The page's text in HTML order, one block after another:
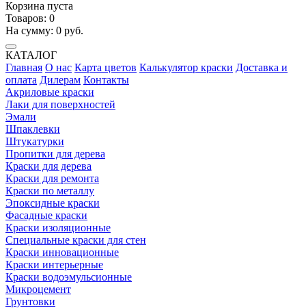
Корзина пуста
Товаров: 0
На сумму: 0 руб.
КАТАЛОГ
Главная О нас Карта цветов Калькулятор краски Доставка и
оплата Дилерам Контакты
Акриловые краски
Лаки для поверхностей
Эмали
Шпаклевки
Штукатурки
Пропитки для дерева
Краски для дерева
Краски для ремонта
Краски по металлу
Эпоксидные краски
Фасадные краски
Краски изоляционные
Специальные краски для стен
Краски инновационные
Краски интерьерные
Краски водоэмульсионные
Микроцемент
Грунтовки